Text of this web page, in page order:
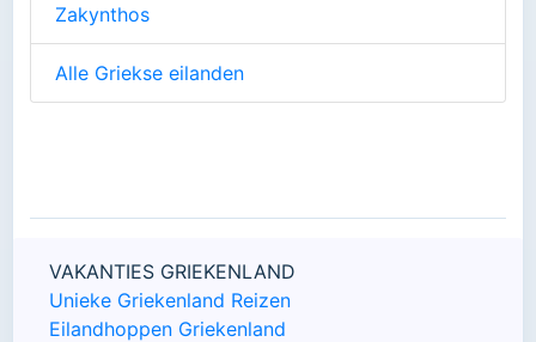
Zakynthos
Alle Griekse eilanden
VAKANTIES GRIEKENLAND
Unieke Griekenland Reizen
Eilandhoppen Griekenland